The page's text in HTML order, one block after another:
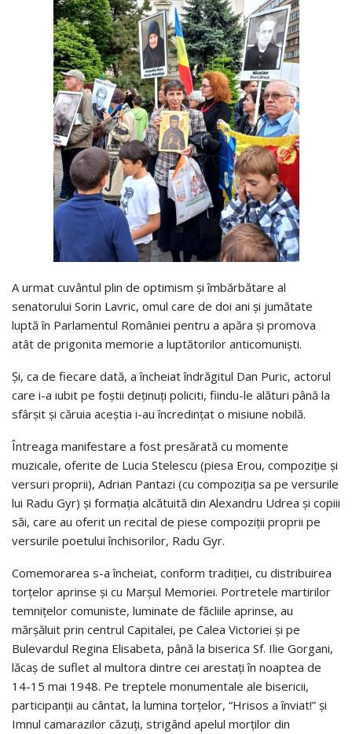
A urmat cuvântul plin de optimism și îmbărbătare al
senatorului Sorin Lavric, omul care de doi ani și jumătate
luptă în Parlamentul României pentru a apăra și promova
atât de prigonita memorie a luptătorilor anticomuniști.
Și, ca de fiecare dată, a încheiat îndrăgitul Dan Puric, actorul
care i-a iubit pe foștii deținuți policiti, fiindu-le alături până la
sfârșit și căruia aceștia i-au încredințat o misiune nobilă.
Întreaga manifestare a fost presărată cu momente
muzicale, oferite de Lucia Stelescu (piesa Erou, compoziție și
versuri proprii), Adrian Pantazi (cu compoziția sa pe versurile
lui Radu Gyr) și formația alcătuită din Alexandru Udrea și copiii
săi, care au oferit un recital de piese compoziții proprii pe
versurile poetului închisorilor, Radu Gyr.
Comemorarea s-a încheiat, conform tradiției, cu distribuirea
torțelor aprinse și cu Marșul Memoriei. Portretele martirilor
temnițelor comuniste, luminate de făcliile aprinse, au
mărșăluit prin centrul Capitalei, pe Calea Victoriei și pe
Bulevardul Regina Elisabeta, până la biserica Sf. Ilie Gorgani,
lăcaș de suflet al multora dintre cei arestați în noaptea de
14-15 mai 1948. Pe treptele monumentale ale bisericii,
participanții au cântat, la lumina torțelor, “Hrisos a înviat!” și
Imnul camarazilor căzuți, strigând apelul morților din